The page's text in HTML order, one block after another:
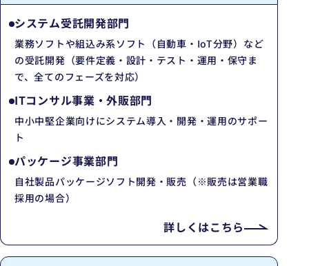
システム受託開発部門
業務ソフトや組込み系ソフト（自動車・IoT分野）など
の受託開発（要件定義・設計・テスト・運用・保守ま
で、全てのフェーズを対応）
ITコンサル事業・外販部門
中小中堅企業向けにシステム導入・開発・運用のサポー
ト
パッケージ事業部門
自社製品パッケージソフト開発・販売（※販売は営業職
採用の場合）
詳しくはこちら